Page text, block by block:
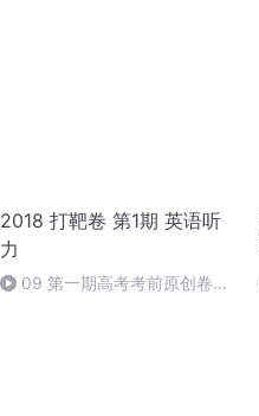
2018 打靶卷 第1期 英语听
力
09 第一期高考考前原创卷之